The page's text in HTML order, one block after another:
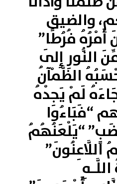
والضيق
أَمْرُهُ فُرُطًا”
النُّورِ إِلَى
الظَّمْآنُ
لَمْ يَجِدْهُ
“فَبَاءُوا
“يَلْعَنُهُمُ
اللَّاعِنُونَ”